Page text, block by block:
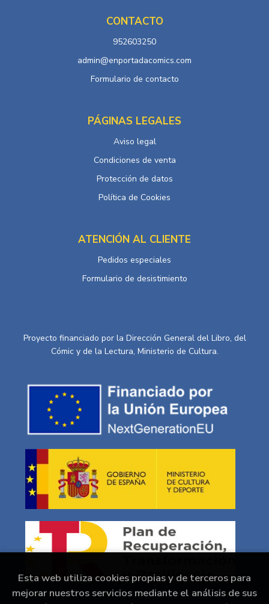
CONTACTO
952603250
admin@enportadacomics.com
Formulario de contacto
PÁGINAS LEGALES
Aviso legal
Condiciones de venta
Protección de datos
Política de Cookies
ATENCIÓN AL CLIENTE
Pedidos especiales
Formulario de desistimiento
Proyecto financiado por la Dirección General del Libro, del
Cómic y de la Lectura, Ministerio de Cultura.
Esta web utiliza cookies propias y de terceros para
mejorar nuestros servicios mediante el análisis de sus